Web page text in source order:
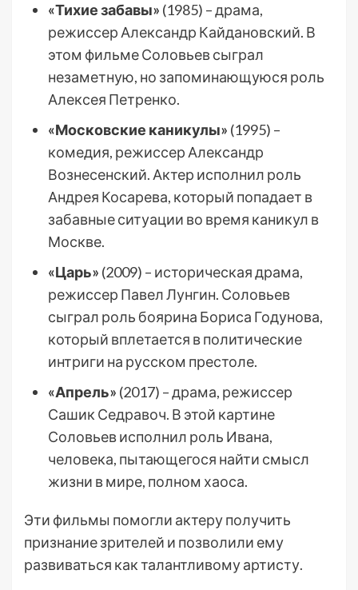
«Тихие забавы» (1985) – драма,
режиссер Александр Кайдановский. В
этом фильме Соловьев сыграл
незаметную, но запоминающуюся роль
Алексея Петренко.
«Московские каникулы» (1995) –
комедия, режиссер Александр
Вознесенский. Актер исполнил роль
Андрея Косарева, который попадает в
забавные ситуации во время каникул в
Москве.
«Царь» (2009) – историческая драма,
режиссер Павел Лунгин. Соловьев
сыграл роль боярина Бориса Годунова,
который вплетается в политические
интриги на русском престоле.
«Апрель» (2017) – драма, режиссер
Сашик Седравоч. В этой картине
Соловьев исполнил роль Ивана,
человека, пытающегося найти смысл
жизни в мире, полном хаоса.
Эти фильмы помогли актеру получить
признание зрителей и позволили ему
развиваться как талантливому артисту.